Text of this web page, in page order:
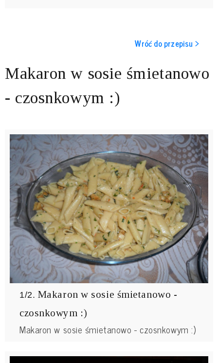
Wróć do przepisu >
Makaron w sosie śmietanowo
- czosnkowym :)
1/2. Makaron w sosie śmietanowo -
czosnkowym :)
Makaron w sosie śmietanowo - czosnkowym :)